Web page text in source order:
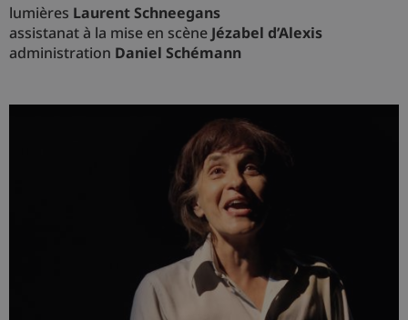
lumières Laurent Schneegans
assistanat à la mise en scène Jézabel d’Alexis
administration Daniel Schémann